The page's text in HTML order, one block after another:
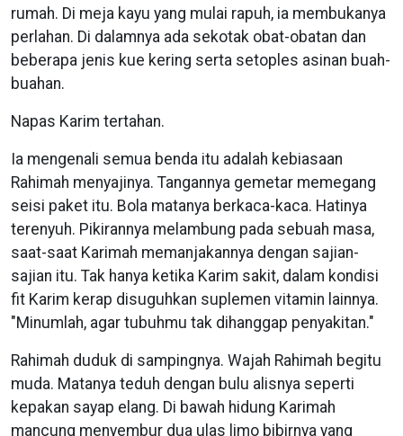
rumah. Di meja kayu yang mulai rapuh, ia membukanya
perlahan. Di dalamnya ada sekotak obat-obatan dan
beberapa jenis kue kering serta setoples asinan buah-
buahan.
Napas Karim tertahan.
Ia mengenali semua benda itu adalah kebiasaan
Rahimah menyajinya. Tangannya gemetar memegang
seisi paket itu. Bola matanya berkaca-kaca. Hatinya
terenyuh. Pikirannya melambung pada sebuah masa,
saat-saat Karimah memanjakannya dengan sajian-
sajian itu. Tak hanya ketika Karim sakit, dalam kondisi
fit Karim kerap disuguhkan suplemen vitamin lainnya.
"Minumlah, agar tubuhmu tak dihanggap penyakitan."
Rahimah duduk di sampingnya. Wajah Rahimah begitu
muda. Matanya teduh dengan bulu alisnya seperti
kepakan sayap elang. Di bawah hidung Karimah
mancung menyembur dua ulas limo bibirnya yang